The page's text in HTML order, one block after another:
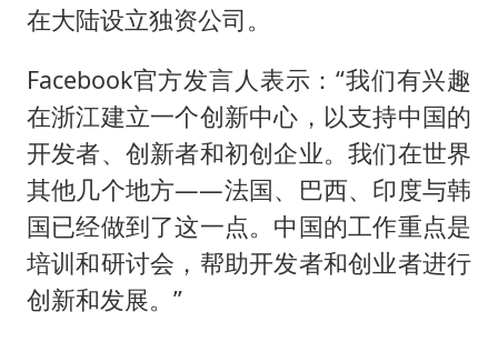
在大陆设立独资公司。
Facebook官方发言人表示：“我们有兴趣
在浙江建立一个创新中心，以支持中国的
开发者、创新者和初创企业。我们在世界
其他几个地方——法国、巴西、印度与韩
国已经做到了这一点。中国的工作重点是
培训和研讨会，帮助开发者和创业者进行
创新和发展。”